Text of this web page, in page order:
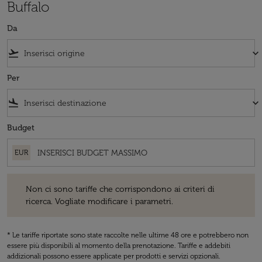
Buffalo
Da
flight_takeoff keyboard_arrow_down
Per
flight_land keyboard_arrow_down
Budget
EUR
Non ci sono tariffe che corrispondono ai criteri di
ricerca. Vogliate modificare i parametri.
* Le tariffe riportate sono state raccolte nelle ultime 48 ore e potrebbero non
essere più disponibili al momento della prenotazione. Tariffe e addebiti
addizionali possono essere applicate per prodotti e servizi opzionali.